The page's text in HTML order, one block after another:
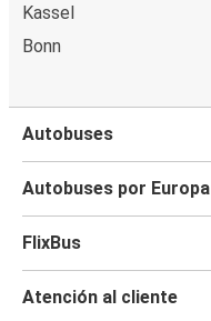
Kassel
Bonn
Autobuses
Autobuses por Europa
FlixBus
Atención al cliente